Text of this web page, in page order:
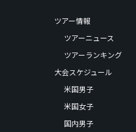
ツアー情報
ツアーニュース
ツアーランキング
大会スケジュール
米国男子
米国女子
国内男子